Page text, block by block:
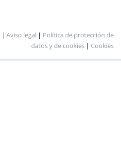
| Aviso legal | Política de protección de
datos y de cookies | Cookies